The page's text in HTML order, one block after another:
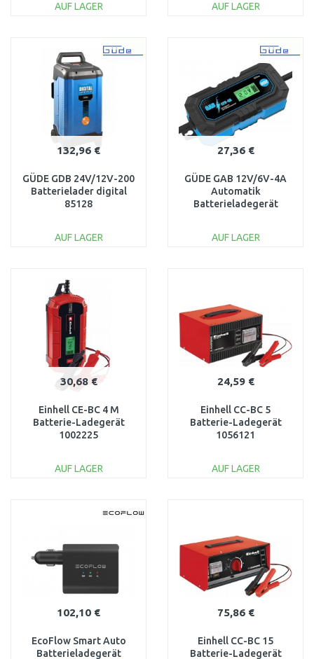
AUF LAGER
Vergleichen
AUF LAGER
Vergleichen
132,96 €
GÜDE GDB 24V/12V-200
Batterielader digital
85128
AUF LAGER
Vergleichen
27,36 €
GÜDE GAB 12V/6V-4A
Automatik
Batterieladegerät
AUF LAGER
30,68 €
Einhell CE-BC 4 M
Batterie-Ladegerät
1002225
AUF LAGER
24,59 €
Einhell CC-BC 5
Batterie-Ladegerät
1056121
AUF LAGER
102,10 €
EcoFlow Smart Auto
Batterieladegerät
75,86 €
Einhell CC-BC 15
Batterie-Ladegerät